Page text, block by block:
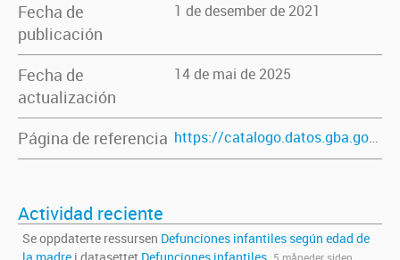
Fecha de
publicación
1 de desember de 2021
Fecha de
actualización
14 de mai de 2025
Página de referencia https://catalogo.datos.gba.gob.ar/dataset/defunciones-infantiles
Actividad reciente
Se oppdaterte ressursen Defunciones infantiles según edad de